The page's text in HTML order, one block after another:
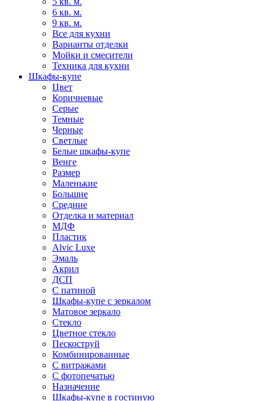
6 кв. м.
9 кв. м.
Все для кухни
Варианты отделки
Мойки и смесители
Техника для кухни
Шкафы-купе
Цвет
Коричневые
Серые
Темные
Черные
Светлые
Белые шкафы-купе
Венге
Размер
Маленькие
Большие
Средние
Отделка и материал
МДФ
Пластик
Alvic Luxe
Эмаль
Акрил
ДСП
С патиной
Шкафы-купе с зеркалом
Матовое зеркало
Стекло
Цветное стекло
Пескоструй
Комбинированные
С витражами
С фотопечатью
Назначение
Шкафы-купе в гостиную